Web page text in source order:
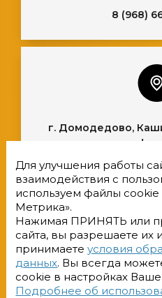
8 (968)
г. Домодедово,
Для улучшения работы
взаимодействия с
используем файлы
Метрика».
Нажимая ПРИНЯТЬ или
сайта, вы разрешаете их
принимаетеусловия
данных. Вы всегда
cookie в настройках
Подробнее об